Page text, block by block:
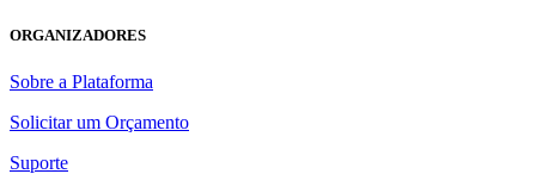
ORGANIZADORES
Sobre a Plataforma
Solicitar um Orçamento
Suporte